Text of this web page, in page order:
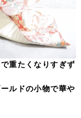
重たくなりすぎず
ルドの小物で華や